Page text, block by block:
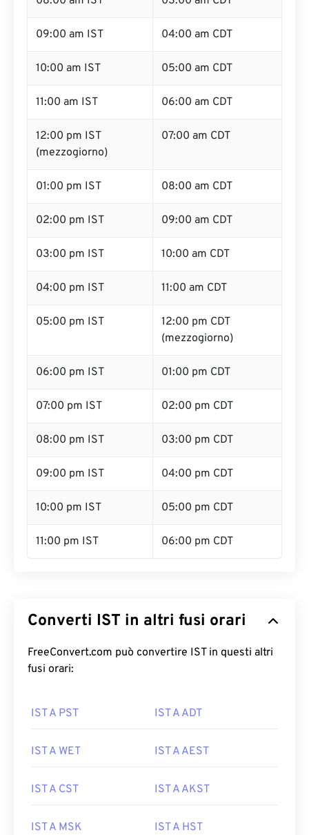
09:00 am IST 04:00 am CDT
10:00 am IST 05:00 am CDT
11:00 am IST 06:00 am CDT
12:00 pm IST
(mezzogiorno)
07:00 am CDT
01:00 pm IST 08:00 am CDT
02:00 pm IST 09:00 am CDT
03:00 pm IST 10:00 am CDT
04:00 pm IST 11:00 am CDT
05:00 pm IST
12:00 pm CDT
(mezzogiorno)
06:00 pm IST 01:00 pm CDT
07:00 pm IST 02:00 pm CDT
08:00 pm IST 03:00 pm CDT
09:00 pm IST 04:00 pm CDT
10:00 pm IST 05:00 pm CDT
11:00 pm IST 06:00 pm CDT
Converti IST in altri fusi orari
FreeConvert.com può convertire IST in questi altri
fusi orari:
IST A PST IST A ADT
IST A WET IST A AEST
IST A CST IST A AKST
IST A MSK IST A HST